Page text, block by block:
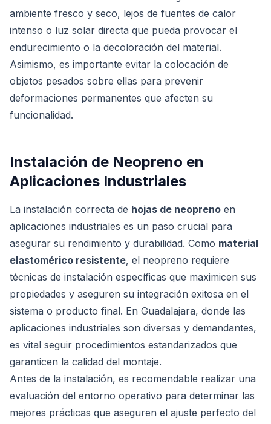
ambiente fresco y seco, lejos de fuentes de calor
intenso o luz solar directa que pueda provocar el
endurecimiento o la decoloración del material.
Asimismo, es importante evitar la colocación de
objetos pesados sobre ellas para prevenir
deformaciones permanentes que afecten su
funcionalidad.
Instalación de Neopreno en
Aplicaciones Industriales
La instalación correcta de hojas de neopreno en
aplicaciones industriales es un paso crucial para
asegurar su rendimiento y durabilidad. Como material
elastomérico resistente, el neopreno requiere
técnicas de instalación específicas que maximicen sus
propiedades y aseguren su integración exitosa en el
sistema o producto final. En Guadalajara, donde las
aplicaciones industriales son diversas y demandantes,
es vital seguir procedimientos estandarizados que
garanticen la calidad del montaje.
Antes de la instalación, es recomendable realizar una
evaluación del entorno operativo para determinar las
mejores prácticas que aseguren el ajuste perfecto del